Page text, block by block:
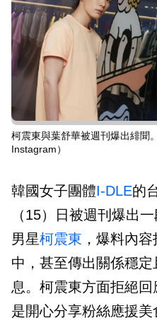
柯震東與葉舒華被週刊爆出緋聞
Instagram）
韓國女子團體I-DLE的
（15）日被週刊爆出
男星柯震東 ，爆料內
中，甚至傳出關係穩
息。柯震東方面拒絕
是開心分享粉絲應援美